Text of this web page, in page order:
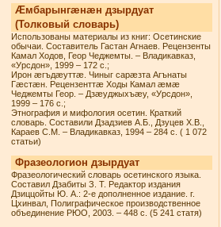
Æмбарынгæнæн дзырдуат
(Толковый словарь)
Использованы материалы из книг: Осетинские
обычаи. Составитель Гастан Агнаев. Рецензенты
Камал Ходов, Геор Чеджемты. – Владикавказ,
«Урсдон», 1999 – 172 с.;
Ирон æгъдæуттæ. Чиныг сарæзта Агънаты
Гæстæн. Рецензенттæ Ходы Камал æмæ
Чеджемты Геор. – Дзæуджыхъæу, «Урсдон»,
1999 – 176 с.;
Этнография и мифология осетин. Краткий
словарь. Составили Дзадзиев А.Б., Дзуцев Х.В.,
Караев С.М. – Владикавказ, 1994 – 284 с. ( 1 072
статьи)
Фразеологион дзырдуат
Фразеологический словарь осетинского языка.
Составил Дзабиты З. Т. Редактор издания
Дзиццойты Ю. А.: 2-е дополненное издание. г.
Цхинвал, Полиграфическое производственное
объединение РЮО, 2003. – 448 с. (5 241 статя)